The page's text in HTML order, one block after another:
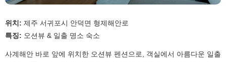
위치: 제주 서귀포시 안덕면 형제해안로
특징: 오션뷰 & 일출 명소 숙소
사계해안 바로 앞에 위치한 오션뷰 펜션으로, 객실에서 아름다운 일출